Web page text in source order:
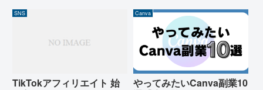
のやり方を公開しています。超個
てこいな【eBayアフィリエイ...
さんへ結論：収益化は簡単です
が、「魅せ方・商品」次第で...
SNS
TikTokアフィリエイト 始
Canva
やってみたいCanva副業10